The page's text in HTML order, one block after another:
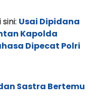
Usai Dipidana
Kapolda
Dipecat Polri
Sastra Bertemu